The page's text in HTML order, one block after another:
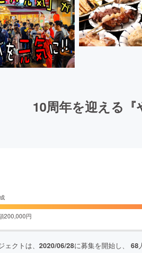
10周年を迎える
200,000円
ェクトは、 2020/06/28に募集を開始し、 68